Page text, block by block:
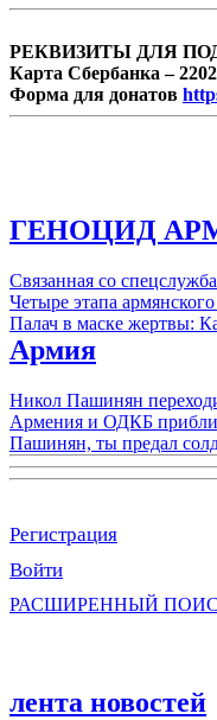
РЕКВИЗИТЫ ДЛЯ
Карта Сбербанка –
Форма для донатов
ГЕНОЦИД
Связанная со
Четыре этапа
Палач в маске жертвы:
Армия
Никол Пашинян
Армения и ОДКБ
Пашинян, ты предал
Регистрация
Войти
РАСШИРЕННЫЙ
лента новостей